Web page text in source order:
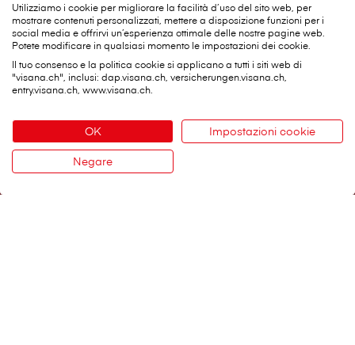
V⁠i⁠s⁠a⁠n⁠a Services SA
Sede centrale
Weltpoststrasse 19
3000 Berna 16
Modulo di contatto
Utilizziamo i cookie per migliorare la facilità d’uso del sito web, per
mostrare contenuti personalizzati, mettere a disposizione funzioni per i
social media e offrirvi un’esperienza ottimale delle nostre pagine web.
Potete modificare in qualsiasi momento le impostazioni dei cookie.
Il tuo consenso e la politica cookie si applicano a tutti i siti web di
"visana.ch", inclusi: dap.visana.ch, versicherungen.visana.ch,
entry.visana.ch, www.visana.ch.
OK
Impostazioni cookie
Negare